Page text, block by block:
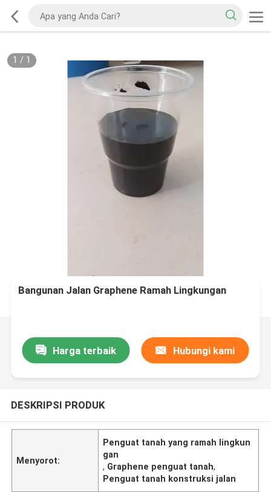
1 / 1
Bangunan Jalan Graphene Ramah Lingkungan
Harga terbaik Hubungi kami
DESKRIPSI PRODUK
Menyorot:
Penguat tanah yang ramah lingkun
gan
, Graphene penguat tanah,
Penguat tanah konstruksi jalan